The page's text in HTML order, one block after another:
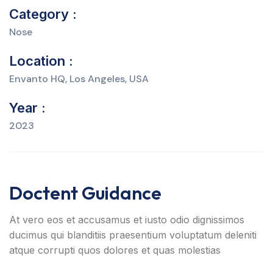
Category :
Nose
Location :
Envanto HQ, Los Angeles, USA
Year :
2023
Doctent Guidance
At vero eos et accusamus et iusto odio dignissimos
ducimus qui blanditiis praesentium voluptatum deleniti
atque corrupti quos dolores et quas molestias